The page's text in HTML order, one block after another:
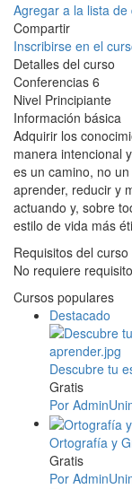
Agregar a la lista de
Compartir
Inscribirse en el
Detalles del curso
Conferencias 6
Nivel Principiante
Información básica
Adquirir los
manera intencional
es un camino, no
aprender, reducir y
actuando y, sobre
estilo de vida más
Requisitos del curso
No requiere
Cursos populares
Destacado
Descubre tu
Gratis
Por
Ortografía y
Gratis
Por